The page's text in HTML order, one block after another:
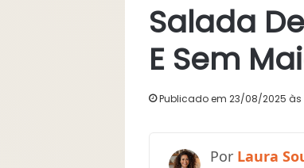
Salada
E Sem
Publicado em 23/08/2025 às
Laura